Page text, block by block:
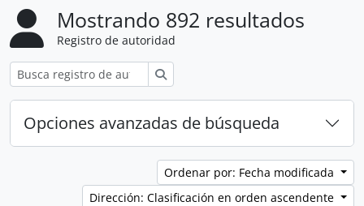
Mostrando 892 resultados
Registro de autoridad
Opciones avanzadas de búsqueda
Ordenar por: Fecha modificada
Dirección: Clasificación en orden ascendente